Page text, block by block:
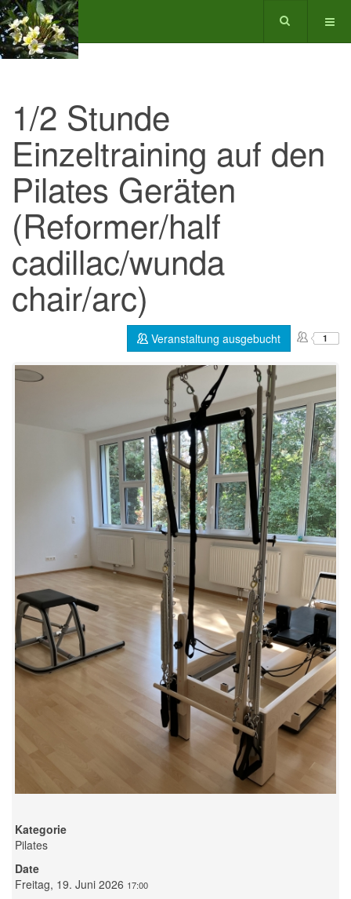
1/2 Stunde
Einzeltraining auf den
Pilates Geräten
(Reformer/half
cadillac/wunda
chair/arc)
Veranstaltung ausgebucht 1
Kategorie
Pilates
Date
Freitag, 19. Juni 2026 17:00